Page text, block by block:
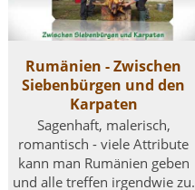
Rumänien - Zwischen
Siebenbürgen und den
Karpaten
Sagenhaft, malerisch,
romantisch - viele Attribute
kann man Rumänien geben
und alle treffen irgendwie zu.